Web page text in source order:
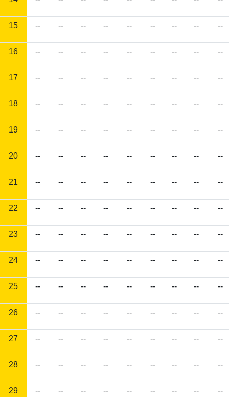
15 -- -- -- -- -- -- -- -- --
16 -- -- -- -- -- -- -- -- --
17 -- -- -- -- -- -- -- -- --
18 -- -- -- -- -- -- -- -- --
19 -- -- -- -- -- -- -- -- --
20 -- -- -- -- -- -- -- -- --
21 -- -- -- -- -- -- -- -- --
22 -- -- -- -- -- -- -- -- --
23 -- -- -- -- -- -- -- -- --
24 -- -- -- -- -- -- -- -- --
25 -- -- -- -- -- -- -- -- --
26 -- -- -- -- -- -- -- -- --
27 -- -- -- -- -- -- -- -- --
28 -- -- -- -- -- -- -- -- --
29 -- -- -- -- -- -- -- -- --